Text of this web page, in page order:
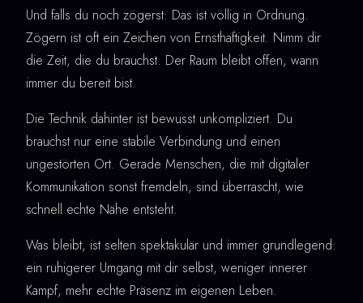
Und falls du noch zögerst: Das ist völlig in Ordnung.
Zögern ist oft ein Zeichen von Ernsthaftigkeit. Nimm dir
die Zeit, die du brauchst. Der Raum bleibt offen, wann
immer du bereit bist.
Die Technik dahinter ist bewusst unkompliziert. Du
brauchst nur eine stabile Verbindung und einen
ungestörten Ort. Gerade Menschen, die mit digitaler
Kommunikation sonst fremdeln, sind überrascht, wie
schnell echte Nähe entsteht.
Was bleibt, ist selten spektakulär und immer grundlegend:
ein ruhigerer Umgang mit dir selbst, weniger innerer
Kampf, mehr echte Präsenz im eigenen Leben.